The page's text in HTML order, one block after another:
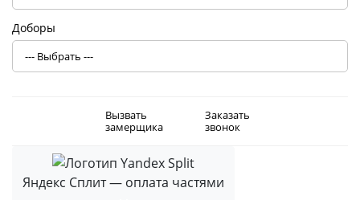
Доборы
Вызвать
замерщика
Заказать
звонок
Яндекс Сплит — оплата частями